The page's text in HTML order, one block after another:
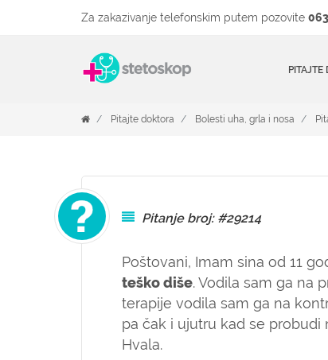
Za zakazivanje telefonskim putem pozovite
PITAJTE
Pitajte doktora Bolesti uha, grla i nosa
Pitanje broj: #29214
Poštovani, Imam sina od 11
teško diše. Vodila sam ga na
terapije vodila sam ga na
pa čak i ujutru kad se probudi
Hvala.